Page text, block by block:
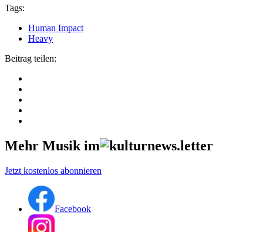
Tags:
Human Impact
Heavy
Beitrag teilen:
Mehr Musik im
Jetzt kostenlos abonnieren
Facebook